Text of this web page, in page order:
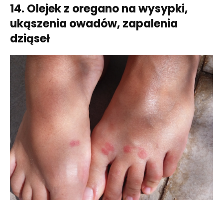
14. Olejek z oregano na wysypki,
ukąszenia owadów, zapalenia
dziąseł